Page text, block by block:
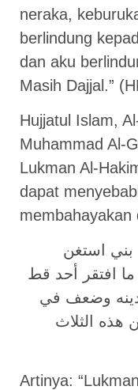
neraka,
berlindung
dan aku
Masih Dajjal.”
Hujjatul Islam,
Muhammad Al-
Lukman Al-
dapat
membahayakan
ﺑﻨﻲ اﺳﺘﻐﻦ
اﻓﺘﻘﺮ ﺃﺣﺪ ﻗﻂ
ﻭﺿﻌﻒ ﻓﻲ
ﻫﺬﻩ اﻟﺜﻼﺙ
Artinya: